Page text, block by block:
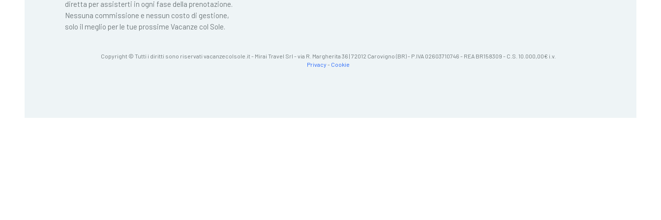
diretta per assisterti in ogni fase della prenotazione.
Nessuna commissione e nessun costo di gestione,
solo il meglio per le tue prossime Vacanze col Sole.
Copyright © Tutti i diritti sono riservati vacanzecolsole.it - Mirai Travel Srl - via R. Margherita 36 | 72012 Carovigno (BR) - P.IVA 02603710746 - REA BR158309 - C.S. 10.000,00€ i.v.
Privacy - Cookie